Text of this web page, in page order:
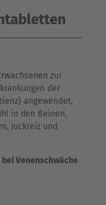
zur
der
angewendet,
in den Beinen,
Juckreiz und
Venenschwäche